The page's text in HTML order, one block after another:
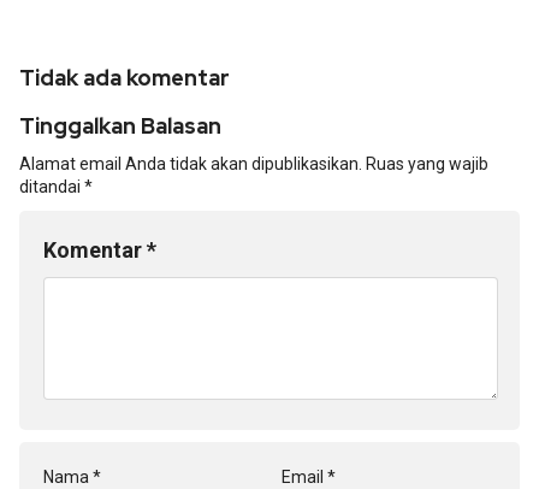
Tidak ada komentar
Tinggalkan Balasan
Alamat email Anda tidak akan dipublikasikan. Ruas yang wajib
ditandai *
Komentar*
Nama * Email *